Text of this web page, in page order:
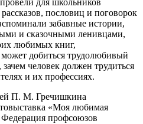
для школьников
пословиц и поговорок
забавные истории,
и сказочными ленивцами,
любимых книг,
добиться трудолюбивый
человек должен трудиться
и их профессиях.
П. М. Гречишкина
«Моя любимая
профсоюзов